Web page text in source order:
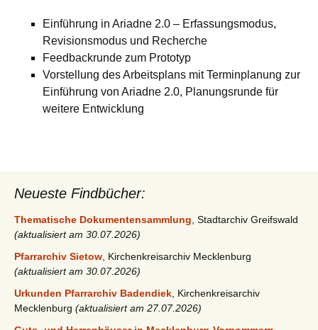
Einführung in Ariadne 2.0 – Erfassungsmodus,
Revisionsmodus und Recherche
Feedbackrunde zum Prototyp
Vorstellung des Arbeitsplans mit Terminplanung zur
Einführung von Ariadne 2.0, Planungsrunde für
weitere Entwicklung
Neueste Findbücher:
Thematische Dokumentensammlung , Stadtarchiv Greifswald
(aktualisiert am 30.07.2026)
Pfarrarchiv Sietow , Kirchenkreisarchiv Mecklenburg
(aktualisiert am 30.07.2026)
Urkunden Pfarrarchiv Badendiek , Kirchenkreisarchiv
Mecklenburg (aktualisiert am 27.07.2026)